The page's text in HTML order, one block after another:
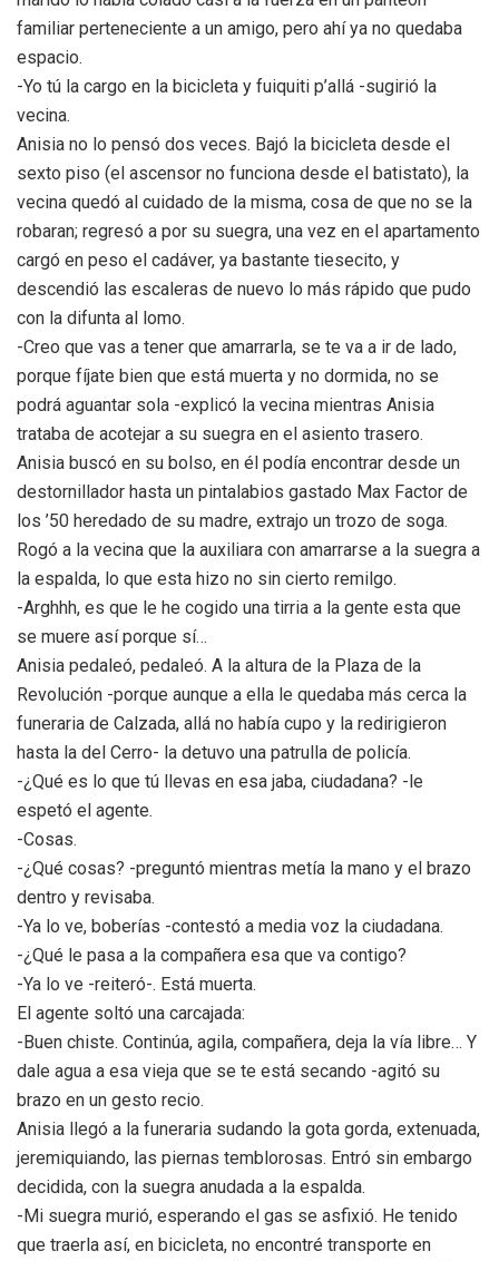
familiar perteneciente a un amigo, pero ahí ya no quedaba
espacio.
-Yo tú la cargo en la bicicleta y fuiquiti p’allá -sugirió la
vecina.
Anisia no lo pensó dos veces. Bajó la bicicleta desde el
sexto piso (el ascensor no funciona desde el batistato), la
vecina quedó al cuidado de la misma, cosa de que no se la
robaran; regresó a por su suegra, una vez en el apartamento
cargó en peso el cadáver, ya bastante tiesecito, y
descendió las escaleras de nuevo lo más rápido que pudo
con la difunta al lomo.
-Creo que vas a tener que amarrarla, se te va a ir de lado,
porque fíjate bien que está muerta y no dormida, no se
podrá aguantar sola -explicó la vecina mientras Anisia
trataba de acotejar a su suegra en el asiento trasero.
Anisia buscó en su bolso, en él podía encontrar desde un
destornillador hasta un pintalabios gastado Max Factor de
los ’50 heredado de su madre, extrajo un trozo de soga.
Rogó a la vecina que la auxiliara con amarrarse a la suegra a
la espalda, lo que esta hizo no sin cierto remilgo.
-Arghhh, es que le he cogido una tirria a la gente esta que
se muere así porque sí…
Anisia pedaleó, pedaleó. A la altura de la Plaza de la
Revolución -porque aunque a ella le quedaba más cerca la
funeraria de Calzada, allá no había cupo y la redirigieron
hasta la del Cerro- la detuvo una patrulla de policía.
-¿Qué es lo que tú llevas en esa jaba, ciudadana? -le
espetó el agente.
-Cosas.
-¿Qué cosas? -preguntó mientras metía la mano y el brazo
dentro y revisaba.
-Ya lo ve, boberías -contestó a media voz la ciudadana.
-¿Qué le pasa a la compañera esa que va contigo?
-Ya lo ve -reiteró-. Está muerta.
El agente soltó una carcajada:
-Buen chiste. Continúa, agila, compañera, deja la vía libre… Y
dale agua a esa vieja que se te está secando -agitó su
brazo en un gesto recio.
Anisia llegó a la funeraria sudando la gota gorda, extenuada,
jeremiquiando, las piernas temblorosas. Entró sin embargo
decidida, con la suegra anudada a la espalda.
-Mi suegra murió, esperando el gas se asfixió. He tenido
que traerla así, en bicicleta, no encontré transporte en